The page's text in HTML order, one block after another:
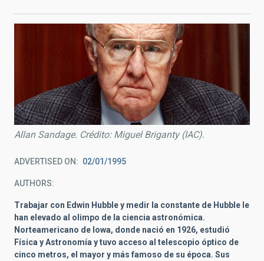
Allan Sandage. Crédito: Miguel Briganty (IAC).
ADVERTISED ON 02/01/1995
AUTHORS
Trabajar con Edwin Hubble y medir la constante de Hubble le
han elevado al olimpo de la ciencia astronómica.
Norteamericano de Iowa, donde nació en 1926, estudió
Física y Astronomía y tuvo acceso al telescopio óptico de
cinco metros, el mayor y más famoso de su época. Sus